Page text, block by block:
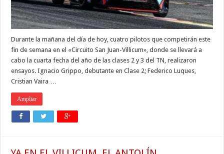
Durante la mañana del día de hoy, cuatro pilotos que competirán este
fin de semana en el «Circuito San Juan-Villicum», donde se llevará a
cabo la cuarta fecha del año de las clases 2 y 3 del TN, realizaron
ensayos. Ignacio Grippo, debutante en Clase 2; Federico Luques,
Cristian Vaira …
Ampliar